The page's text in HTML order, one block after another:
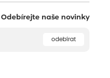
Odebírejte naše novinky
odebírat